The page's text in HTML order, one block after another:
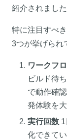
紹介されました
特に注目すべ
3つが挙げられ
ワークフ
ビルド待
で動作確
発体験を
実行回数
化できて